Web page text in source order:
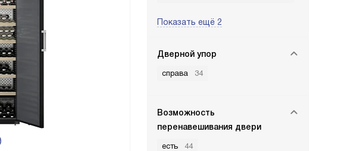
Показать ещё 2
Дверной упор
справа 34
Возможность
перенавешивания двери
есть 44